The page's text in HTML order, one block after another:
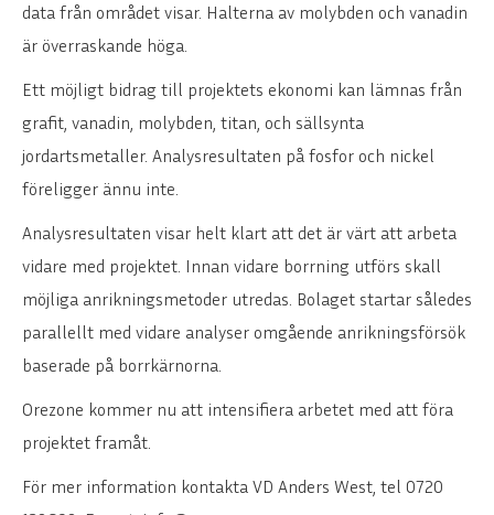
data från området visar. Halterna av molybden och vanadin
är överraskande höga.
Ett möjligt bidrag till projektets ekonomi kan lämnas från
grafit, vanadin, molybden, titan, och sällsynta
jordartsmetaller. Analysresultaten på fosfor och nickel
föreligger ännu inte.
Analysresultaten visar helt klart att det är värt att arbeta
vidare med projektet. Innan vidare borrning utförs skall
möjliga anrikningsmetoder utredas. Bolaget startar således
parallellt med vidare analyser omgående anrikningsförsök
baserade på borrkärnorna.
Orezone kommer nu att intensifiera arbetet med att föra
projektet framåt.
För mer information kontakta VD Anders West, tel 0720